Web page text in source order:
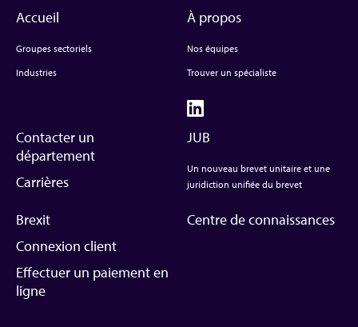
Accueil
Groupes sectoriels
Industries
À propos
Nos équipes
Trouver un spécialiste
Contacter un
département
Carrières
JUB
Un nouveau brevet unitaire et une
juridiction unifiée du brevet
Brexit
Connexion client
Effectuer un paiement en
ligne
Centre de connaissances